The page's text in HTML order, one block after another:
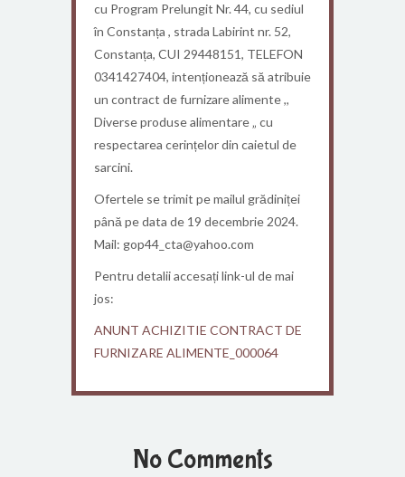
cu Program Prelungit Nr. 44, cu sediul
în Constanța , strada Labirint nr. 52,
Constanța, CUI 29448151, TELEFON
0341427404, intenționează să atribuie
un contract de furnizare alimente ,,
Diverse produse alimentare „ cu
respectarea cerințelor din caietul de
sarcini.
Ofertele se trimit pe mailul grădiniței
până pe data de 19 decembrie 2024.
Mail: gop44_cta@yahoo.com
Pentru detalii accesați link-ul de mai
jos:
ANUNT ACHIZITIE CONTRACT DE
FURNIZARE ALIMENTE_000064
No Comments